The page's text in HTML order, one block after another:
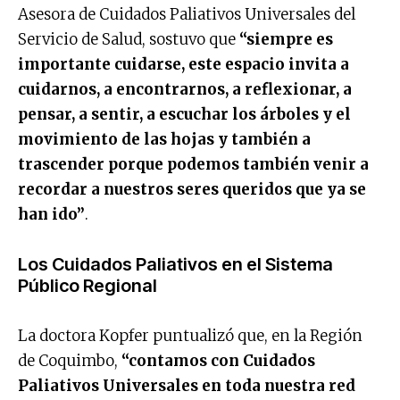
Asesora de Cuidados Paliativos Universales del
Servicio de Salud, sostuvo que “siempre es
importante cuidarse, este espacio invita a
cuidarnos, a encontrarnos, a reflexionar, a
pensar, a sentir, a escuchar los árboles y el
movimiento de las hojas y también a
trascender porque podemos también venir a
recordar a nuestros seres queridos que ya se
han ido”.
Los Cuidados Paliativos en el Sistema
Público Regional
La doctora Kopfer puntualizó que, en la Región
de Coquimbo, “contamos con Cuidados
Paliativos Universales en toda nuestra red